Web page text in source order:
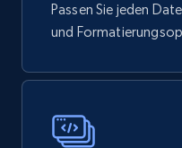
Passen Sie jeden
und